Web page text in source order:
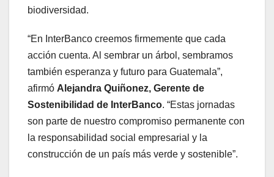
biodiversidad.
“En InterBanco creemos firmemente que cada
acción cuenta. Al sembrar un árbol, sembramos
también esperanza y futuro para Guatemala”,
afirmó Alejandra Quiñonez, Gerente de
Sostenibilidad de InterBanco. “Estas jornadas
son parte de nuestro compromiso permanente con
la responsabilidad social empresarial y la
construcción de un país más verde y sostenible”.